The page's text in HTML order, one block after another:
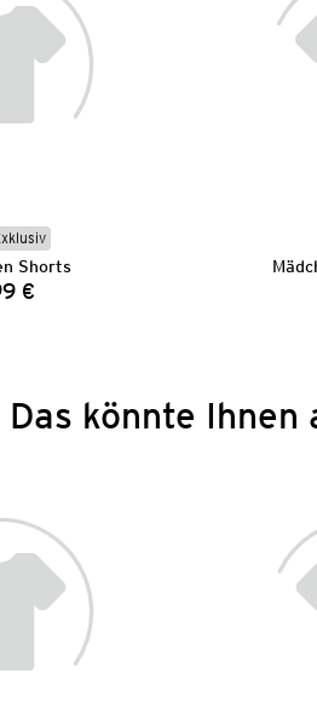
Shorts
€
Das könnte Ihnen